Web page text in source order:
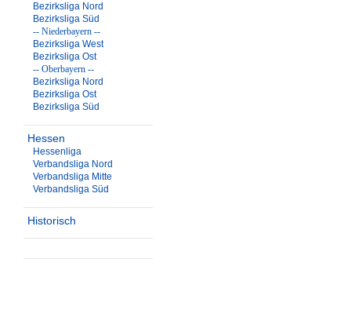
Bezirksliga Nord
Bezirksliga Süd
-- Niederbayern --
Bezirksliga West
Bezirksliga Ost
-- Oberbayern --
Bezirksliga Nord
Bezirksliga Ost
Bezirksliga Süd
Hessen
Hessenliga
Verbandsliga Nord
Verbandsliga Mitte
Verbandsliga Süd
Historisch